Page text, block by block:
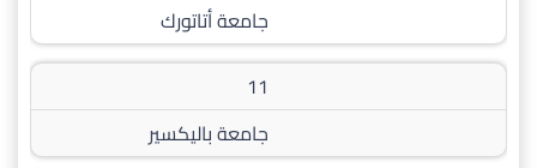
جامعة أتاتورك
11
جامعة باليكسير